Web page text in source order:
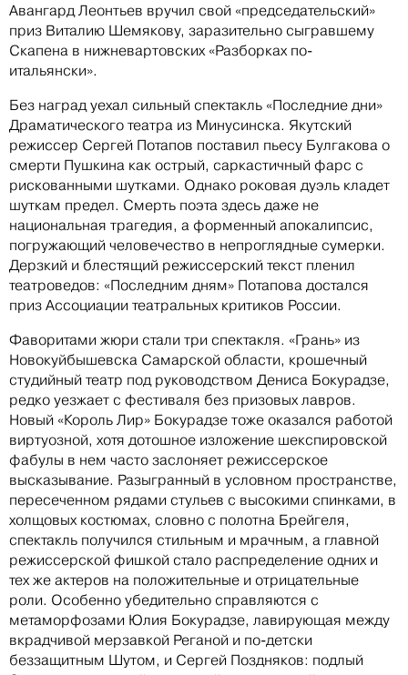
Авангард Леонтьев вручил свой «председательский»
приз Виталию Шемякову, заразительно сыгравшему
Скапена в нижневартовских «Разборках по-
итальянски».
Без наград уехал сильный спектакль «Последние дни»
Драматического театра из Минусинска. Якутский
режиссер Сергей Потапов поставил пьесу Булгакова о
смерти Пушкина как острый, саркастичный фарс с
рискованными шутками. Однако роковая дуэль кладет
шуткам предел. Смерть поэта здесь даже не
национальная трагедия, а форменный апокалипсис,
погружающий человечество в непроглядные сумерки.
Дерзкий и блестящий режиссерский текст пленил
театроведов: «Последним дням» Потапова достался
приз Ассоциации театральных критиков России.
Фаворитами жюри стали три спектакля. «Грань» из
Новокуйбышевска Самарской области, крошечный
студийный театр под руководством Дениса Бокурадзе,
редко уезжает с фестиваля без призовых лавров.
Новый «Король Лир» Бокурадзе тоже оказался работой
виртуозной, хотя дотошное изложение шекспировской
фабулы в нем часто заслоняет режиссерское
высказывание. Разыгранный в условном пространстве,
пересеченном рядами стульев с высокими спинками, в
холщовых костюмах, словно с полотна Брейгеля,
спектакль получился стильным и мрачным, а главной
режиссерской фишкой стало распределение одних и
тех же актеров на положительные и отрицательные
роли. Особенно убедительно справляются с
метаморфозами Юлия Бокурадзе, лавирующая между
вкрадчивой мерзавкой Реганой и по-детски
беззащитным Шутом, и Сергей Поздняков: подлый